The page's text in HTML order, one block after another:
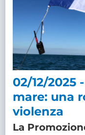
02/12/2025
mare: una
violenza
La